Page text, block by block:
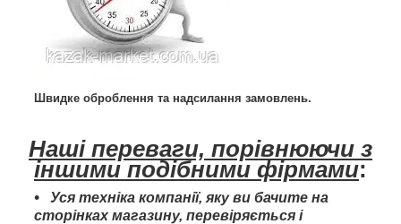
Швидке оброблення та надсилання замовлень.
Наші переваги, порівнюючи з
іншими подібними фірмами:
Уся техніка компанії, яку ви бачите на
сторінках магазину, перевіряється і